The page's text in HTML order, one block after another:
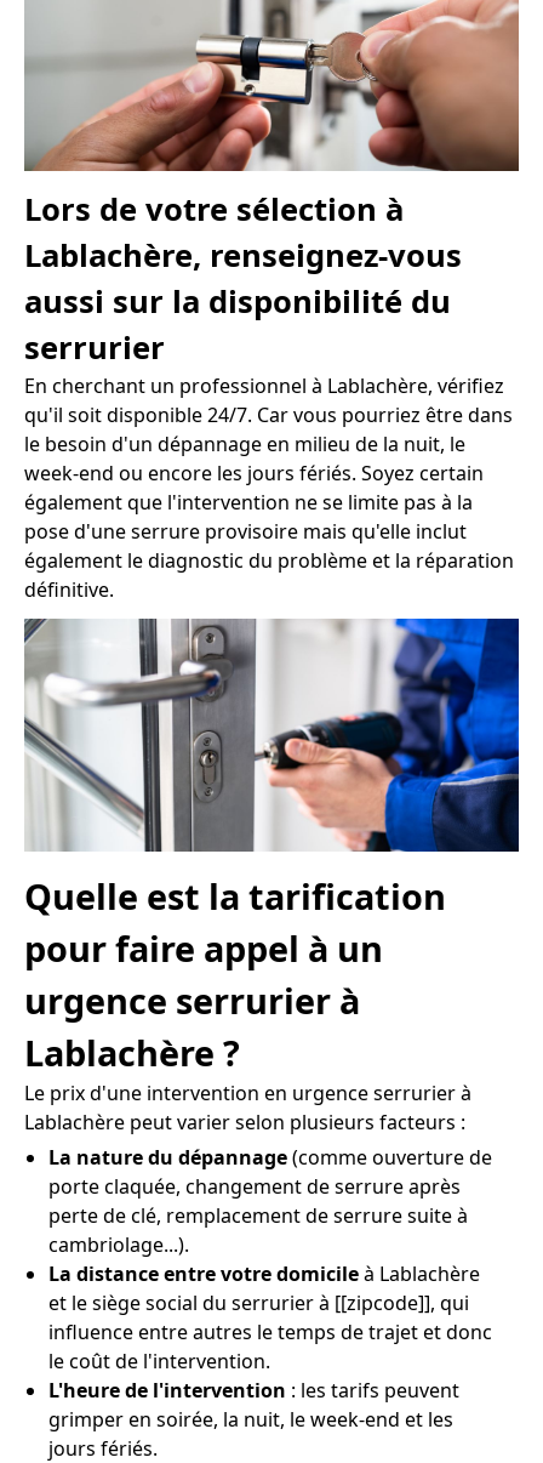
Lors de votre sélection à
Lablachère, renseignez-vous
aussi sur la disponibilité du
serrurier
En cherchant un professionnel à Lablachère, vérifiez
qu'il soit disponible 24/7. Car vous pourriez être dans
le besoin d'un dépannage en milieu de la nuit, le
week-end ou encore les jours fériés. Soyez certain
également que l'intervention ne se limite pas à la
pose d'une serrure provisoire mais qu'elle inclut
également le diagnostic du problème et la réparation
définitive.
Quelle est la tarification
pour faire appel à un
urgence serrurier à
Lablachère ?
Le prix d'une intervention en urgence serrurier à
Lablachère peut varier selon plusieurs facteurs :
La nature du dépannage(comme ouverture de
porte claquée, changement de serrure après
perte de clé, remplacement de serrure suite à
cambriolage...).
La distance entre votre domicileà Lablachère
et le siège social du serrurier à [[zipcode]], qui
influence entre autres le temps de trajet et donc
le coût de l'intervention.
L'heure de l'intervention : les tarifs peuvent
grimper en soirée, la nuit, le week-end et les
jours fériés.